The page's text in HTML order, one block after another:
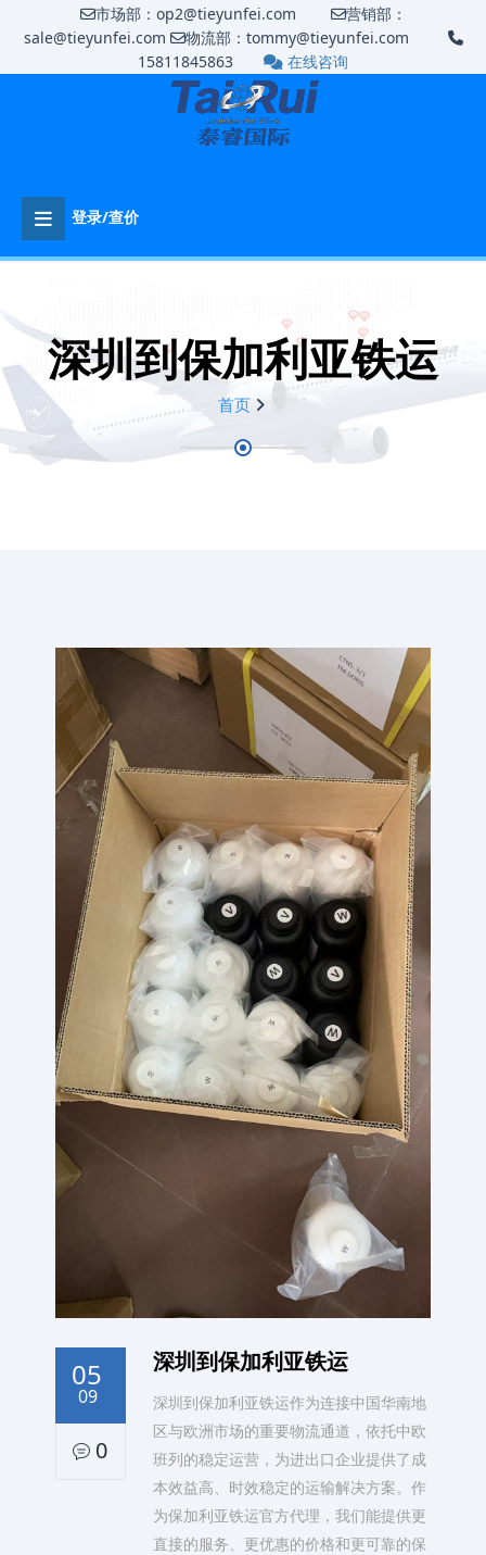
市场部：op2@tieyunfei.com
营销部：
sale@tieyunfei.com
物流部：tommy@tieyunfei.com
15811845863
在线咨询
登录/查价
深圳到保加利亚铁运
首页
05
09
0
深圳到保加利亚铁运
深圳到保加利亚铁运作为连接中国华南地
区与欧洲市场的重要物流通道，依托中欧
班列的稳定运营，为进出口企业提供了成
本效益高、时效稳定的运输解决方案。作
为保加利亚铁运官方代理，我们能提供更
直接的服务、更优惠的价格和更可靠的保